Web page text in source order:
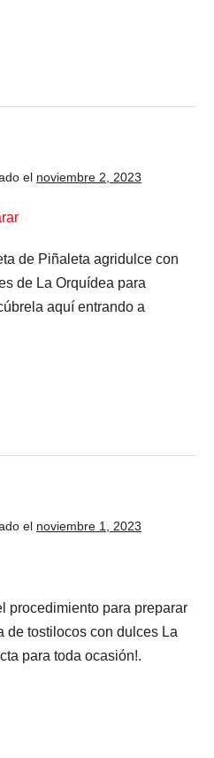
el noviembre 2, 2023
de Piñaleta agridulce con
de La Orquídea para
aquí entrando a
el noviembre 1, 2023
procedimiento para preparar
de tostilocos con dulces La
para toda ocasión!.